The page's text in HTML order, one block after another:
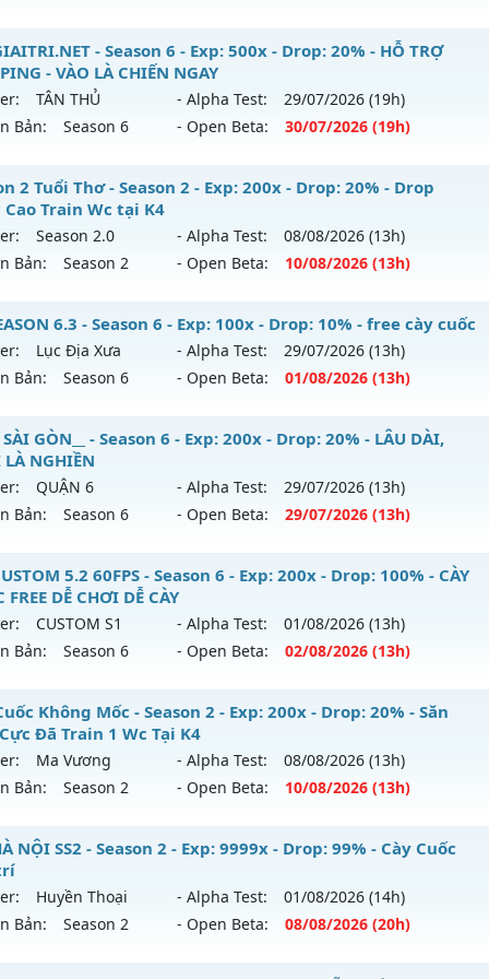
Mu Nguyên bản Webzen
KHÔNG THỂ HACK
LONG 6.9 - 🌍 Website: https://muhoalong.pro
ra tháng 07 2026 - Mở máy chủ https://facebook.com/
31/07/2626
Non Reset
Mu Nguyên bản Webzen
Xshiel
- Season 6 - Exp: 500x - Drop: 20% - HỖ TRỢ
- VÀO LÀ CHIẾN NGAY
TÂN THỦ - Alpha Test: 29/07/2026 (19h)
Bản:
Season 6 - Open Beta: 30/07/2026 (19h)
GIAITRI.NET - HỖ TRỢ MAX PING - VÀO LÀ CHIẾN NGAY
mới ra tháng 07 2026 - Mở máy chủTÂN THỦvào 19h
500x - Drop: 20%
loại: Mu Nguyên bản Webzen
FPS 60 - CHỐNG HACK 100%
2 Tuổi Thơ - Season 2 - Exp: 200x - Drop: 20% - Drop
Cao Train Wc tại K4
Season 2.0 - Alpha Test: 08/08/2026 (13h)
Bản:
Season 2 - Open Beta: 10/08/2026 (13h)
2 Tuổi Thơ - Drop Ngọc Cao Train Wc tại K4
mới ra tháng 08 2026 - Mở máy chủSeason 2.0vào 13h
reset: Reset In Game
loại: Mu Bán Đồ Full Trong Shop
GameGuard
6.3 - Season 6 - Exp: 100x - Drop: 10% - free cày cuốc
Lục Địa Xưa - Alpha Test: 29/07/2026 (13h)
Bản:
Season 6 - Open Beta: 01/08/2026 (13h)
6.3 - free cày cuốc
mới ra tháng 08 2026 - Mở máy chủLục Địa Xưa
100x - Drop: 10%
loại: Mu Nguyên bản Webzen
hoàn toàn mới
SÀI GÒN__ - Season 6 - Exp: 200x - Drop: 20% - LÂU DÀI,
LÀ NGHIỀN
QUẬN 6 - Alpha Test: 29/07/2026 (13h)
Bản:
Season 6 - Open Beta: 29/07/2026 (13h)
SÀI GÒN__ - LÂU DÀI, CHƠI LÀ NGHIỀN
mới ra tháng 07 2026 - Mở máy chủQUẬN 6vào 13h
200x - Drop: 20%
loại: Mu Nguyên bản Webzen
AntiShark
5.2 60FPS - Season 6 - Exp: 200x - Drop: 100% - CÀY
FREE DỄ CHƠI DỄ CÀY
CUSTOM S1 - Alpha Test: 01/08/2026 (13h)
Bản:
Season 6 - Open Beta: 02/08/2026 (13h)
CUSTOM 5.2 60FPS - CÀY CUỐC FREE DỄ CHƠI DỄ CÀY
mới ra tháng 08 2026 - Mở máy chủCUSTOM S1
200x - Drop: 100%
loại: Mu Custom thêm đồ mới
XShield
Không Mốc - Season 2 - Exp: 200x - Drop: 20% - Săn
Đã Train 1 Wc Tại K4
Ma Vương - Alpha Test: 08/08/2026 (13h)
Bản:
Season 2 - Open Beta: 10/08/2026 (13h)
Cuốc Không Mốc - Săn Boss Cực Đã Train 1 Wc Tại K4
mới ra tháng 08 2026 - Mở máy chủMa Vương vào 13h
200x - Drop: 20%
NỘI SS2 - Season 2 - Exp: 9999x - Drop: 99% - Cày Cuốc
Huyền Thoại - Alpha Test: 01/08/2026 (14h)
Bản:
Season 2 - Open Beta: 08/08/2026 (20h)